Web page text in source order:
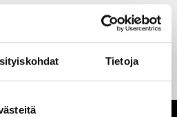
Tietoja
– JYPin ja KeuPa HT:n